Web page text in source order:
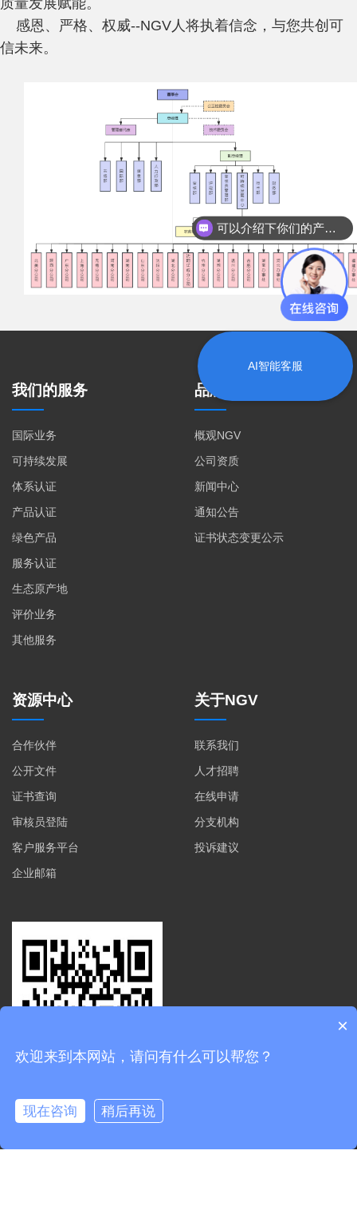
质量发展赋能。
感恩、严格、权威--NGV人将执着信念，与您共创可
信未来。
我们的服务
国际业务
可持续发展
体系认证
产品认证
绿色产品
服务认证
生态原产地
评价业务
其他服务
品牌中心
概观NGV
公司资质
新闻中心
通知公告
证书状态变更公示
资源中心
合作伙伴
公开文件
证书查询
审核员登陆
客户服务平台
企业邮箱
关于NGV
联系我们
人才招聘
在线申请
分支机构
投诉建议
AI智能客服
可以介绍下你们的产品么？
×
欢迎来到本网站，请问有什么可以帮您？
现在咨询 稍后再说